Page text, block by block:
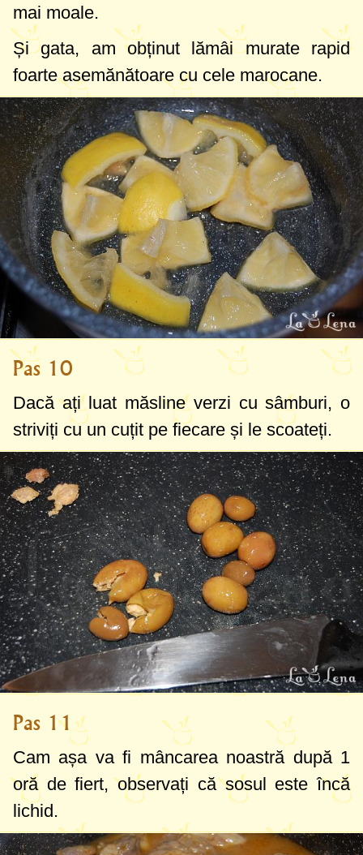
mai moale.
Și gata, am obținut lămâi murate rapid
foarte asemănătoare cu cele marocane.
Pas 10
Dacă ați luat măsline verzi cu sâmburi, o
striviți cu un cuțit pe fiecare și le scoateți.
Pas 11
Cam așa va fi mâncarea noastră după 1
oră de fiert, observați că sosul este încă
lichid.